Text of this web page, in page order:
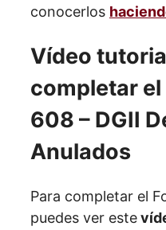
conocerlos
Vídeo
completar
608 – DGII
Anulados
Para completar el
puedes ver este